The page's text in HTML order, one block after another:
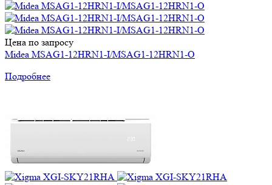
Цена по запросу
Midea MSAG1-12HRN1-I/MSAG1-12HRN1-O
Подробнее